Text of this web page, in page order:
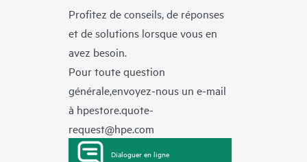
Profitez de conseils, de réponses
et de solutions lorsque vous en
avez besoin.
Pour toute question
générale,envoyez-nous un e-mail
à hpestore.quote-
request@hpe.com
Dialoguer en ligne